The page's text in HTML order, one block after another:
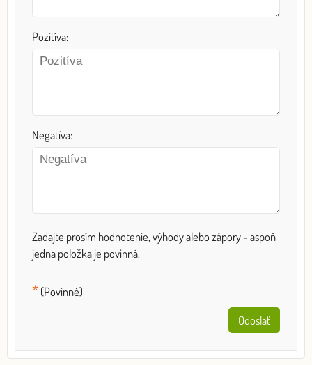
Pozitíva:
Negatíva:
Zadajte prosím hodnotenie, výhody alebo zápory - aspoň
jedna položka je povinná.
*(Povinné)
Odoslať